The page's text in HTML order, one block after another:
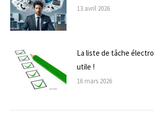
13 avril 2026
La liste de tâche
utile !
16 mars 2026